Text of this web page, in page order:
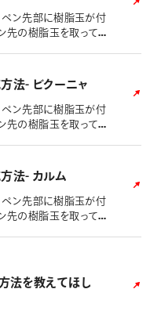
ペン先部に樹脂玉が付
先の樹脂玉を取ってか
法- ビクーニャ
ペン先部に樹脂玉が付
先の樹脂玉を取ってか
法- カルム
ペン先部に樹脂玉が付
先の樹脂玉を取ってか
法を教えてほし